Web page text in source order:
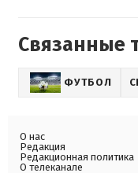
Связанные
ФУТБОЛ
О нас
Редакция
Редакционная политика
О телеканале